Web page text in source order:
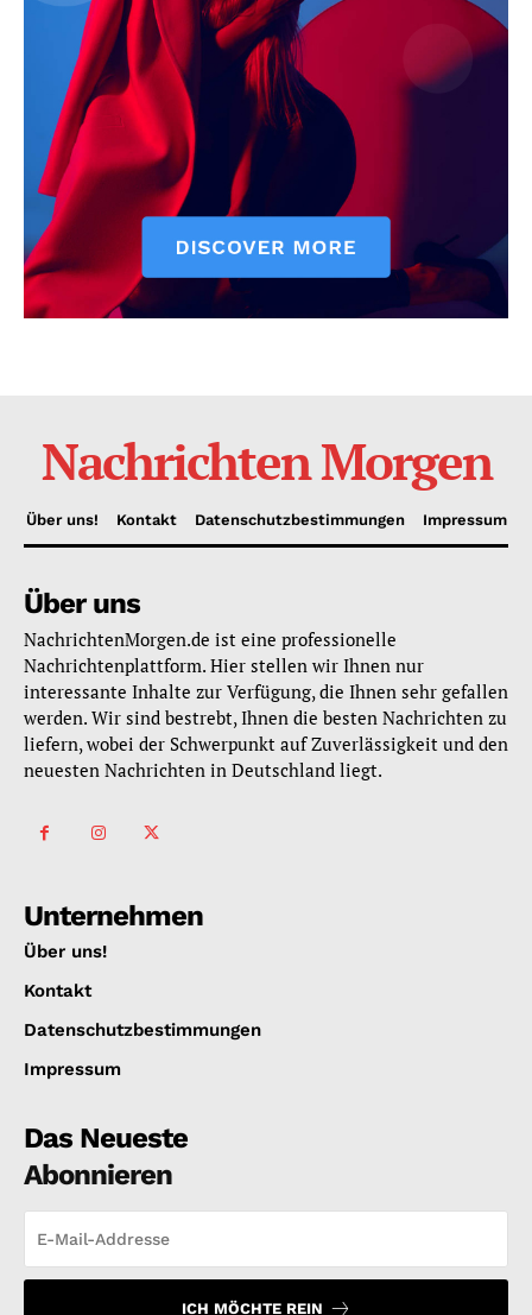
Nachrichten Morgen
Über uns! Kontakt Datenschutzbestimmungen Impressum
Über uns
NachrichtenMorgen.de ist eine professionelle
Nachrichtenplattform. Hier stellen wir Ihnen nur
interessante Inhalte zur Verfügung, die Ihnen sehr gefallen
werden. Wir sind bestrebt, Ihnen die besten Nachrichten zu
liefern, wobei der Schwerpunkt auf Zuverlässigkeit und den
neuesten Nachrichten in Deutschland liegt.
Unternehmen
Über uns!
Kontakt
Datenschutzbestimmungen
Impressum
Das Neueste
Abonnieren
ICH MÖCHTE REIN